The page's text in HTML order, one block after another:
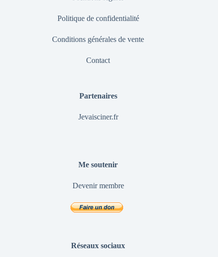
Politique de confidentialité
Conditions générales de vente
Contact
Partenaires
Jevaisciner.fr
Me soutenir
Devenir membre
Réseaux sociaux